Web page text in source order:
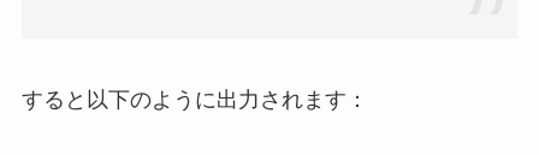
すると以下のように出力されます：